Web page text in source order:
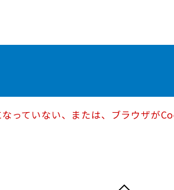
っていない、または、ブラウザが